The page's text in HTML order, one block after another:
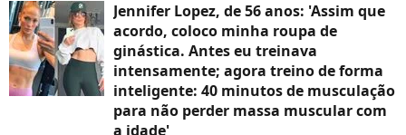
Jennifer Lopez, de 56 anos: 'Assim que
acordo, coloco minha roupa de
ginástica. Antes eu treinava
intensamente; agora treino de forma
inteligente: 40 minutos de musculação
para não perder massa muscular com
a idade'